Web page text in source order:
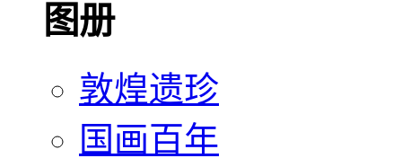
图册
敦煌遗珍
国画百年